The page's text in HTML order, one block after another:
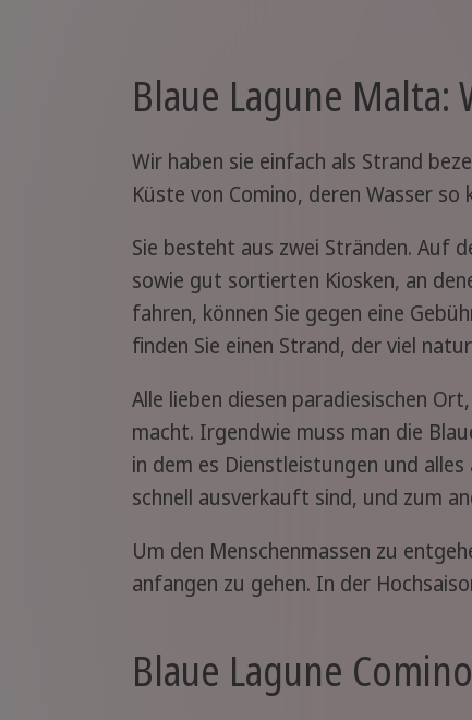
Blaue Lagune Malta:
Wir haben sie einfach als Strand
Küste von Comino, deren Wasser
Sie besteht aus zwei Stränden. Auf
sowie gut sortierten Kiosken, an
fahren, können Sie gegen eine
finden Sie einen Strand, der viel
Alle lieben diesen paradiesischen
macht. Irgendwie muss man die
in dem es Dienstleistungen und
schnell ausverkauft sind, und zum
Um den Menschenmassen zu
anfangen zu gehen. In der
Blaue Lagune